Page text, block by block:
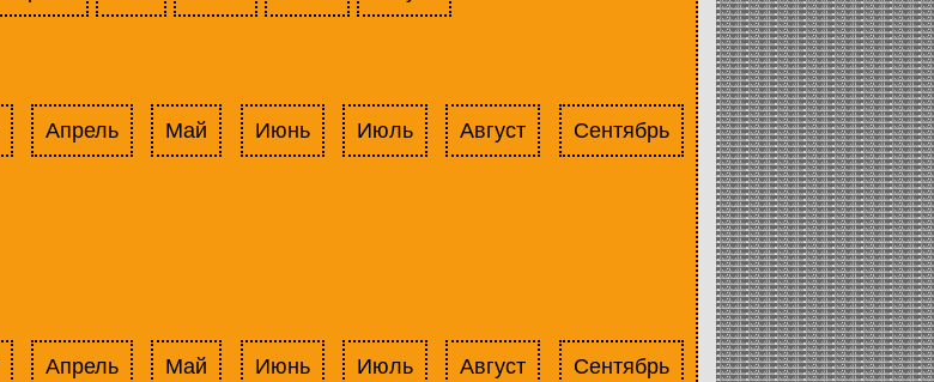
Апрель Май Июнь Июль Август Сентябрь
Апрель Май Июнь Июль Август Сентябрь